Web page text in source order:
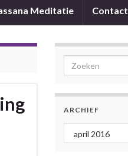
Meditatie Contact
Search for:
ARCHIEF
Archief